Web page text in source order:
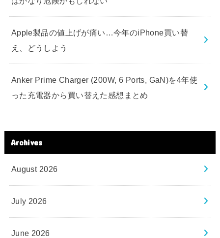
Apple製品の値上げが痛い…今年のiPhone買い替
え、どうしよう
Anker Prime Charger (200W, 6 Ports, GaN)を4年使
った充電器から買い替えた感想まとめ
Archives
August 2026
July 2026
June 2026